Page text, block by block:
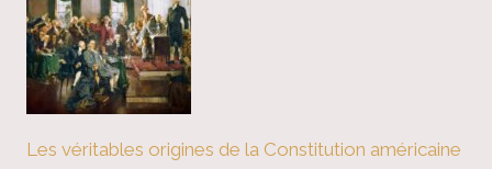
Les véritables origines de la Constitution américaine